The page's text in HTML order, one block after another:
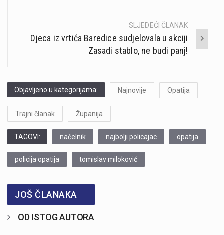
SLJEDEĆI ČLANAK
Djeca iz vrtića Baredice sudjelovala u akciji
Zasadi stablo, ne budi panj!
Objavljeno u kategorijama: Najnovije Opatija
Trajni članak Županija
TAGOVI: načelnik najbolji policajac opatija
policija opatija tomislav miloković
JOŠ ČLANAKA
OD ISTOG AUTORA